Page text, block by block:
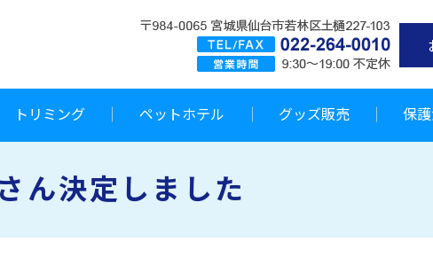
トリミング ペットホテル グッズ販売 保
ん決定しました